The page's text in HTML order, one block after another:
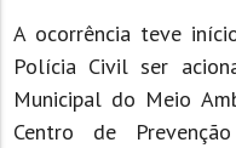
A ocorrência teve
Polícia Civil ser
Municipal do Meio
Centro de